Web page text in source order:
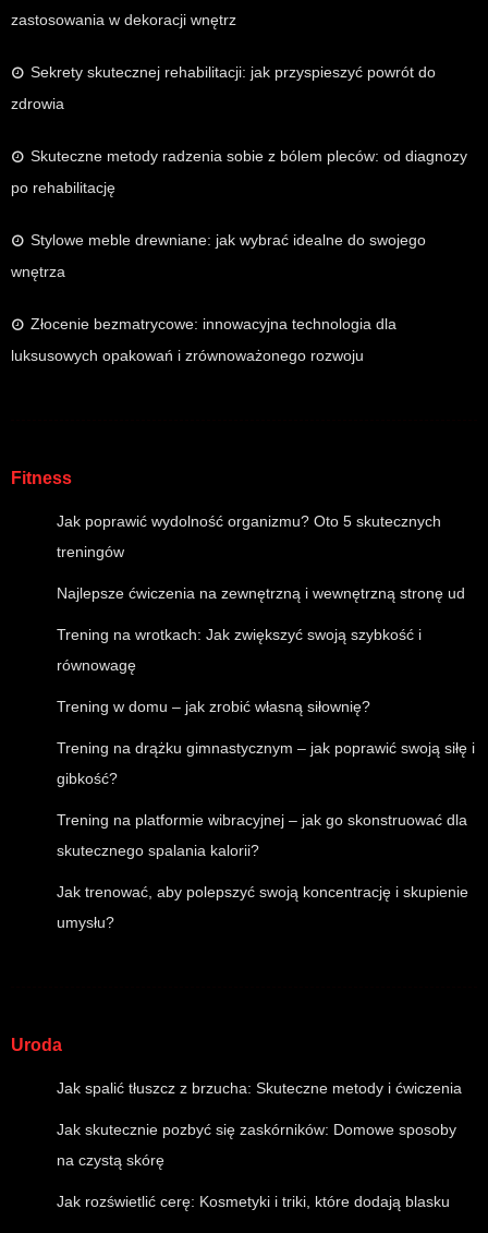
zastosowania w dekoracji wnętrz
Sekrety skutecznej rehabilitacji: jak przyspieszyć powrót do
zdrowia
Skuteczne metody radzenia sobie z bólem pleców: od diagnozy
po rehabilitację
Stylowe meble drewniane: jak wybrać idealne do swojego
wnętrza
Złocenie bezmatrycowe: innowacyjna technologia dla
luksusowych opakowań i zrównoważonego rozwoju
Fitness
Jak poprawić wydolność organizmu? Oto 5 skutecznych
treningów
Najlepsze ćwiczenia na zewnętrzną i wewnętrzną stronę ud
Trening na wrotkach: Jak zwiększyć swoją szybkość i
równowagę
Trening w domu – jak zrobić własną siłownię?
Trening na drążku gimnastycznym – jak poprawić swoją siłę i
gibkość?
Trening na platformie wibracyjnej – jak go skonstruować dla
skutecznego spalania kalorii?
Jak trenować, aby polepszyć swoją koncentrację i skupienie
umysłu?
Uroda
Jak spalić tłuszcz z brzucha: Skuteczne metody i ćwiczenia
Jak skutecznie pozbyć się zaskórników: Domowe sposoby
na czystą skórę
Jak rozświetlić cerę: Kosmetyki i triki, które dodają blasku